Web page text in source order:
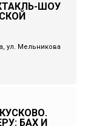
ШОУ
ул. Мельникова
БАХ И